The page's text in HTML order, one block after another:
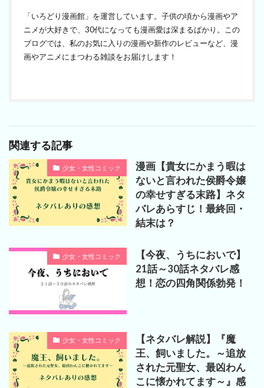
「いろどり漫画館」を運営しています。子供の頃から漫画やア
ニメが大好きで、30代になっても漫画愛は深まるばかり。この
ブログでは、私のお気に入りの漫画や新作のレビューなど、漫
画やアニメにまつわる雑談をお届けします！
関連する記事
少女・女性コミック
漫画【貴女にかまう暇は
ないと言われた侯爵令嬢
の幸せすぎる末路】ネタ
バレあらすじ！最終回・
結末は？
少女・女性コミック
【今夜、うちにおいで】
21話～30話ネタバレ感
想！恋の四角関係勃発！
少女・女性コミック
【ネタバレ解説】『魔
王、飼いました。～追放
された元聖女、最凶わん
こに懐かれてます～』感